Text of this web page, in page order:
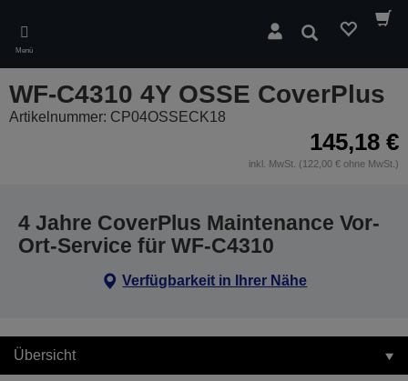
main
content
Menü
Suchen
WF-C4310 4Y OSSE CoverPlus
Artikelnummer: CP04OSSECK18
145,18 €
inkl. MwSt. (122,00 € ohne MwSt.)
4 Jahre CoverPlus Maintenance Vor-
Ort-Service für WF-C4310
Verfügbarkeit in Ihrer Nähe
Übersicht